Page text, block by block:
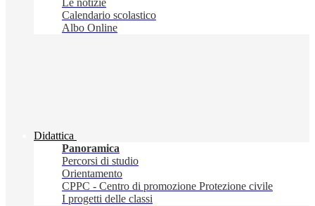
Le notizie
Calendario scolastico
Albo Online
Didattica
Panoramica
Percorsi di studio
Orientamento
CPPC - Centro di promozione Protezione civile
I progetti delle classi